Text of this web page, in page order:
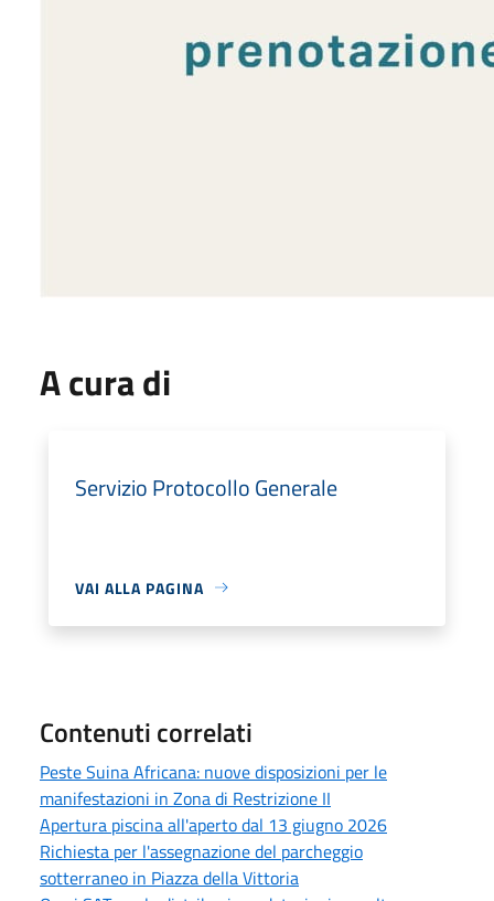
A cura di
Servizio Protocollo Generale
VAI ALLA PAGINA
Contenuti correlati
Peste Suina Africana: nuove disposizioni per le
manifestazioni in Zona di Restrizione II
Apertura piscina all'aperto dal 13 giugno 2026
Richiesta per l'assegnazione del parcheggio
sotterraneo in Piazza della Vittoria